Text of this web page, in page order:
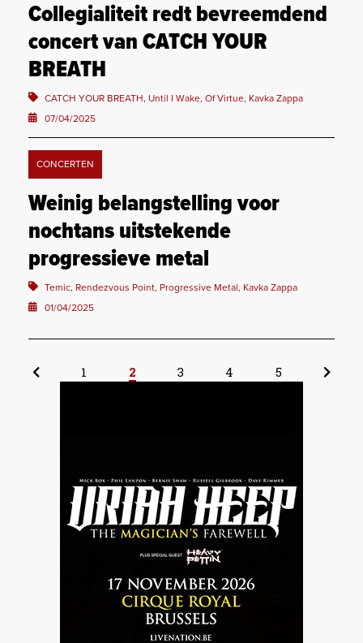
Collegialiteit redt bevreemdend
concert van CATCH YOUR
BREATH
CATCH YOUR BREATH, Until I Wake, Of Virtue, Kavka Zappa
07/04/2025
CONCERTEN
Weinig belangstelling voor
nochtans uitstekende
progressieve metal
Temic, Rendezvous Point, Progressive Metal, Kavka Zappa
01/04/2025
1 2 3 4 5